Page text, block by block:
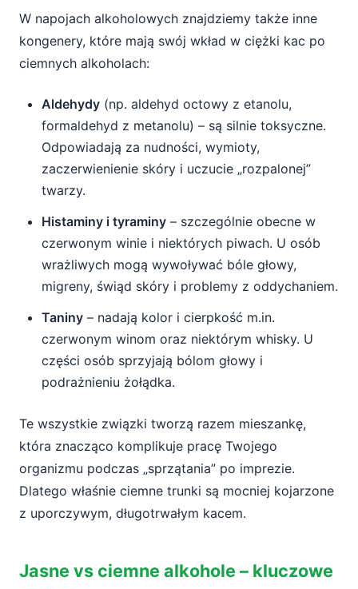
W napojach alkoholowych znajdziemy także inne
kongenery, które mają swój wkład w ciężki kac po
ciemnych alkoholach:
Aldehydy (np. aldehyd octowy z etanolu,
formaldehyd z metanolu) – są silnie toksyczne.
Odpowiadają za nudności, wymioty,
zaczerwienienie skóry i uczucie „rozpalonej”
twarzy.
Histaminy i tyraminy – szczególnie obecne w
czerwonym winie i niektórych piwach. U osób
wrażliwych mogą wywoływać bóle głowy,
migreny, świąd skóry i problemy z oddychaniem.
Taniny – nadają kolor i cierpkość m.in.
czerwonym winom oraz niektórym whisky. U
części osób sprzyjają bólom głowy i
podrażnieniu żołądka.
Te wszystkie związki tworzą razem mieszankę,
która znacząco komplikuje pracę Twojego
organizmu podczas „sprzątania” po imprezie.
Dlatego właśnie ciemne trunki są mocniej kojarzone
z uporczywym, długotrwałym kacem.
Jasne vs ciemne alkohole – kluczowe